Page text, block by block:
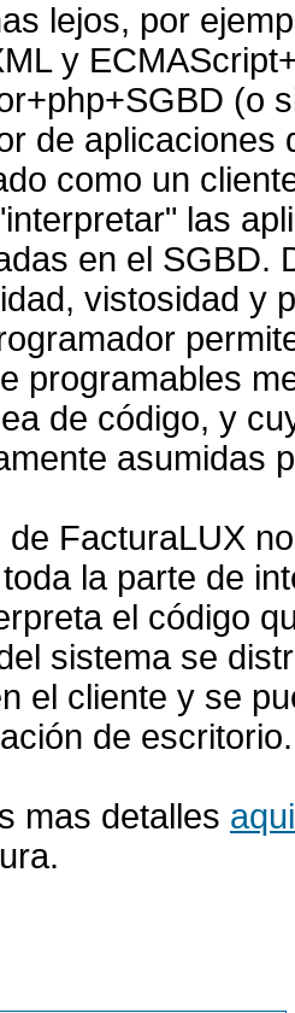
lejos, por
y
(o
de aplicaciones
como un
las
en el SGBD.
vistosidad y
programables
de código, y
asumidas
de FacturaLUX
la parte de
el código
sistema se
el cliente y se
de escritorio.
mas detalles aqui